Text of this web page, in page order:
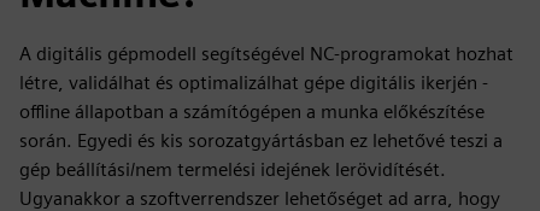
A digitális gépmodell segítségével NC-programokat hozhat
létre, validálhat és optimalizálhat gépe digitális ikerjén -
offline állapotban a számítógépen a munka előkészítése
során. Egyedi és kis sorozatgyártásban ez lehetővé teszi a
gép beállítási/nem termelési idejének lerövidítését.
Ugyanakkor a szoftverrendszer lehetőséget ad arra, hogy